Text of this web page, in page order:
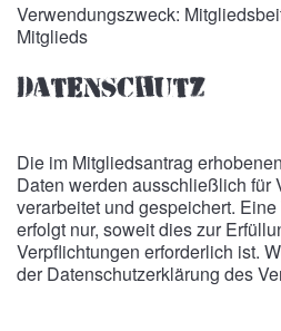
Verwendungszweck:
Mitglieds
Datenschutz
Die im Mitgliedsantrag
Daten werden ausschließlich für
verarbeitet und gespeichert.
erfolgt nur, soweit dies zur
Verpflichtungen erforderlich ist.
der Datenschutzerklärung des